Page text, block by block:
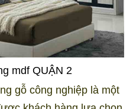
mdf QUẬN 2
gỗ công nghiệp là một